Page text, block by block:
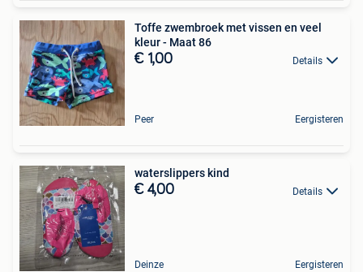
Toffe zwembroek met vissen en veel
kleur - Maat 86
€ 1,00 Details
Peer Eergisteren
waterslippers kind
€ 4,00 Details
Deinze Eergisteren